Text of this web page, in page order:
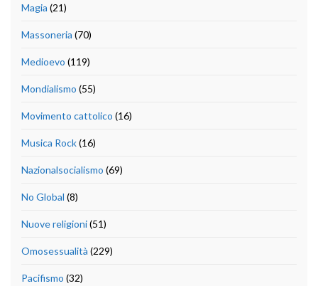
Magia (21)
Massoneria (70)
Medioevo (119)
Mondialismo (55)
Movimento cattolico (16)
Musica Rock(16)
Nazionalsocialismo (69)
No Global (8)
Nuove religioni(51)
Omosessualità (229)
Pacifismo (32)